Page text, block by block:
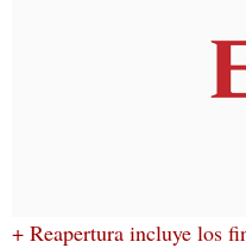
+ Reapertura incluye los